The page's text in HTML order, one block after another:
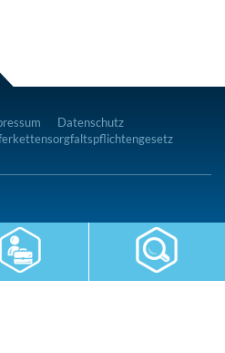
Datenschutz